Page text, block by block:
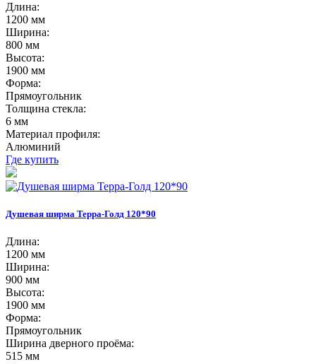
Длина:
1200 мм
Ширина:
800 мм
Высота:
1900 мм
Форма:
Прямоугольник
Толщина стекла:
6 мм
Материал профиля:
Алюминий
Где купить
Душевая ширма Терра-Голд 120*90
Длина:
1200 мм
Ширина:
900 мм
Высота:
1900 мм
Форма:
Прямоугольник
Ширина дверного проёма:
515 мм